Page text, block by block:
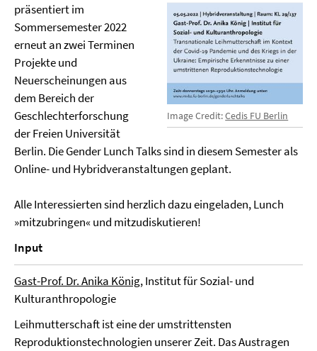
Image Credit:Cedis FU Berlin
präsentiert im
Sommersemester 2022
erneut an zwei Terminen
Projekte und
Neuerscheinungen aus
dem Bereich der
Geschlechterforschung
der Freien Universität
Berlin. Die Gender Lunch Talks sind in diesem Semester als
Online- und Hybridveranstaltungen geplant.
Alle Interessierten sind herzlich dazu eingeladen, Lunch
»mitzubringen« und mitzudiskutieren!
Input
Gast-Prof. Dr. Anika König, Institut für Sozial- und
Kulturanthropologie
Leihmutterschaft ist eine der umstrittensten
Reproduktionstechnologien unserer Zeit. Das Austragen